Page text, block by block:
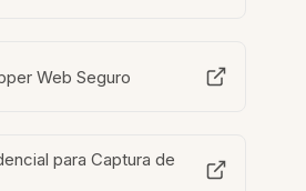
Web Seguro
para Captura de